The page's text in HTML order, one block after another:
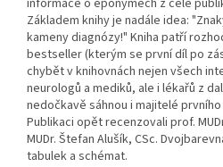
informace o eponymech z celé
Základem knihy je nadále idea:
kameny diagnózy!" Kniha patří
bestseller (kterým se první díl po
chybět v knihovnách nejen všech
neurologů a mediků, ale i lékařů z
nedočkavě sáhnou i majitelé prvního
Publikaci opět recenzovali prof.
MUDr. Štefan Alušík, CSc.
tabulek a schémat.